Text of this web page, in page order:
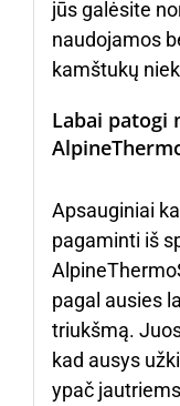
jūs galėsite
naudojamos
kamštukų
Labai patogi
Apsauginiai
pagaminti iš
pagal ausies
triukšmą.
kad ausys
ypač